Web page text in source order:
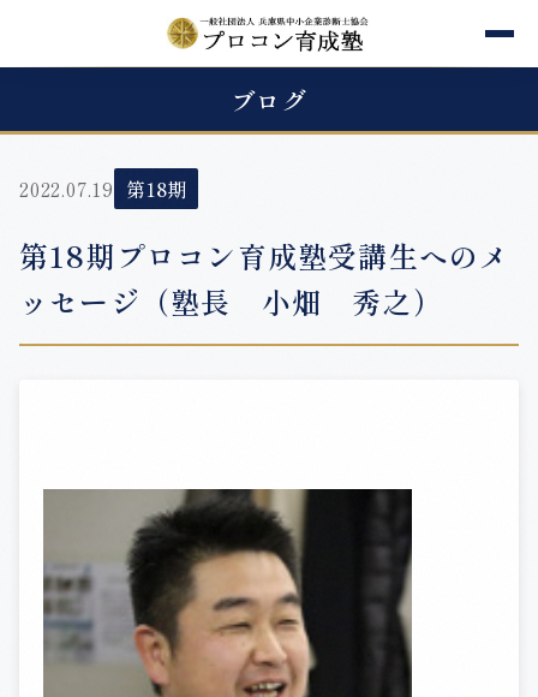
ブログ
2022.07.19 第18期
第18期プロコン育成塾受講生へのメ
ッセージ（塾長 小畑 秀之）